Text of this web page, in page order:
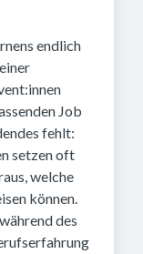
endlich
Job
fehlt:
setzen oft
welche
können.
des